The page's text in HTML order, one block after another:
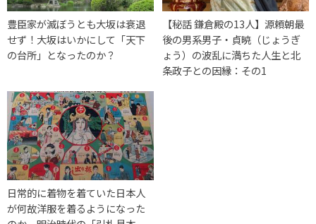
豊臣家が滅ぼうとも大坂は衰退
せず！大坂はいかにして「天下
の台所」となったのか？
【秘話 鎌倉殿の13人】源頼朝最
後の男系男子・貞暁（じょうぎ
ょう）の波乱に満ちた人生と北
条政子との因縁：その1
日常的に着物を着ていた日本人
が何故洋服を着るようになった